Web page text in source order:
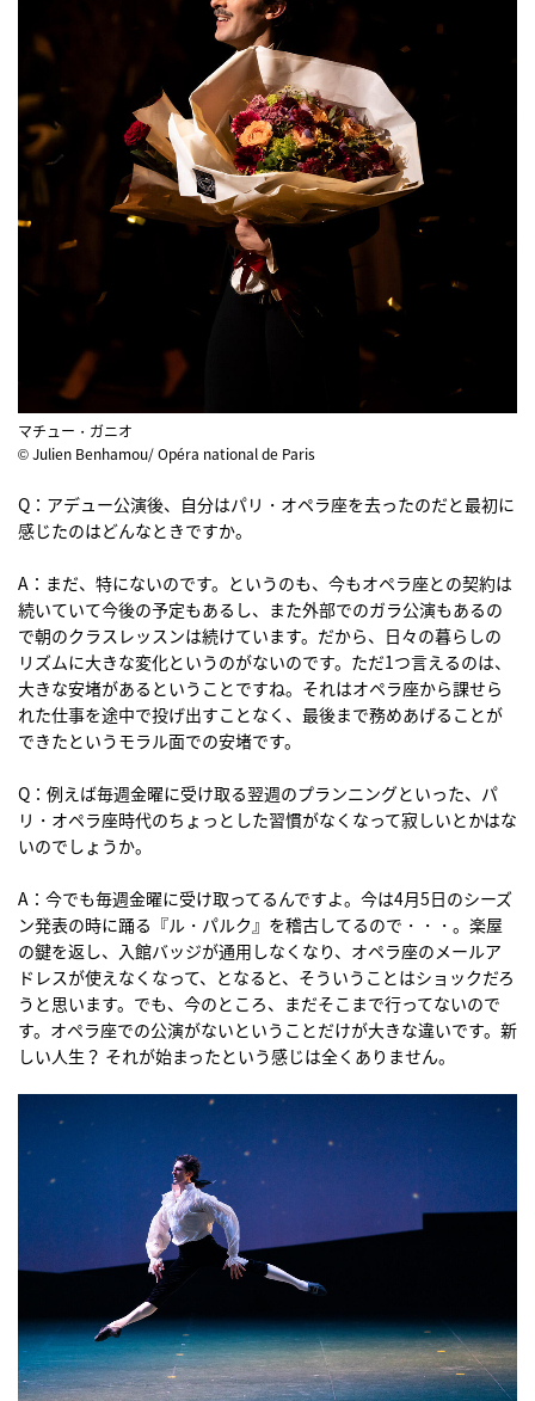
マチュー・ガニオ
© Julien Benhamou/ Opéra national de Paris
Q：アデュー公演後、自分はパリ・オペラ座を去ったのだと最初に
感じたのはどんなときですか。
A：まだ、特にないのです。というのも、今もオペラ座との契約は
続いていて今後の予定もあるし、また外部でのガラ公演もあるの
で朝のクラスレッスンは続けています。だから、日々の暮らしの
リズムに大きな変化というのがないのです。ただ1つ言えるのは、
大きな安堵があるということですね。それはオペラ座から課せら
れた仕事を途中で投げ出すことなく、最後まで務めあげることが
できたというモラル面での安堵です。
Q：例えば毎週金曜に受け取る翌週のプランニングといった、パ
リ・オペラ座時代のちょっとした習慣がなくなって寂しいとかはな
いのでしょうか。
A：今でも毎週金曜に受け取ってるんですよ。今は4月5日のシーズ
ン発表の時に踊る『ル・パルク』を稽古してるので・・・。楽屋
の鍵を返し、入館バッジが通用しなくなり、オペラ座のメールア
ドレスが使えなくなって、となると、そういうことはショックだろ
うと思います。でも、今のところ、まだそこまで行ってないので
す。オペラ座での公演がないということだけが大きな違いです。新
しい人生？ それが始まったという感じは全くありません。